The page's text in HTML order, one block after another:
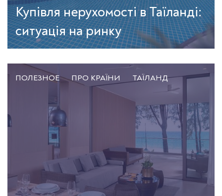
Купівля нерухомості в Таїланді:
ситуація на ринку
ПОЛЕЗНОЕ ПРО КРАЇНИ ТАЇЛАНД